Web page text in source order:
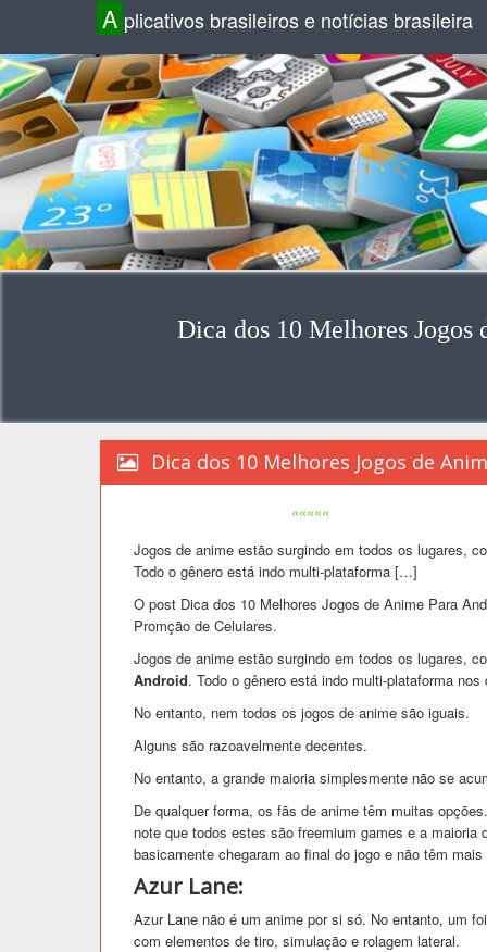
A plicativos brasileiros e notícias brasileira
Dica dos 10 Melhores
Dica dos 10 Melhores Jogos de
«««««
Jogos de anime estão surgindo em todos os lugares,
Todo o gênero está indo multi-plataforma […]
O post Dica dos 10 Melhores Jogos de Anime Para
Promção de Celulares.
Jogos de anime estão surgindo em todos os lugares,
Android. Todo o gênero está indo multi-plataforma
No entanto, nem todos os jogos de anime são iguais.
Alguns são razoavelmente decentes.
No entanto, a grande maioria simplesmente não se
De qualquer forma, os fãs de anime têm muitas
note que todos estes são freemium games e a
basicamente chegaram ao final do jogo e não têm
Azur Lane:
Azur Lane não é um anime por si só. No entanto, um
com elementos de tiro, simulação e rolagem lateral.